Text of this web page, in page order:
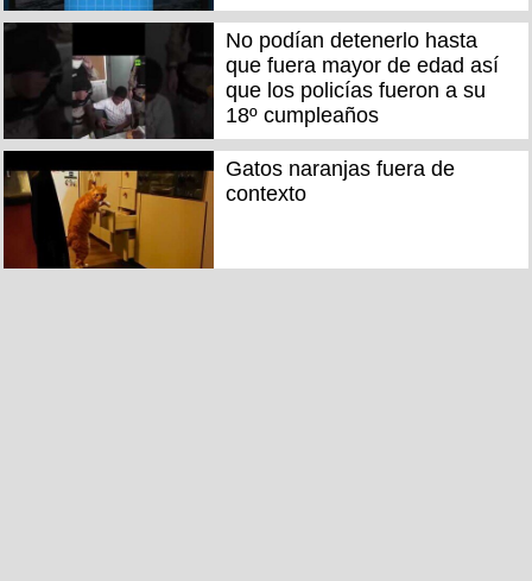
No podían detenerlo hasta
que fuera mayor de edad así
que los policías fueron a su
18º cumpleaños
Gatos naranjas fuera de
contexto